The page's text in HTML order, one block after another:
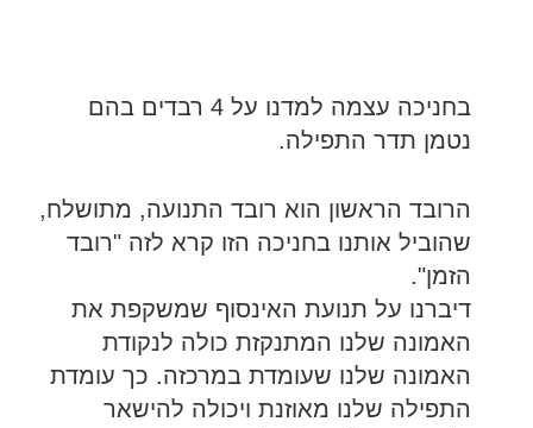
בחניכה עצמה למדנו על 4 רבדים בהם
נטמן תדר התפילה.
הרובד הראשון הוא רובד התנועה, מתושלח,
שהוביל אותנו בחניכה הזו קרא לזה "רובד
הזמן".
דיברנו על תנועת האינסוף שמשקפת את
האמונה שלנו המתנקזת כולה לנקודת
האמונה שלנו שעומדת במרכזה. כך עומדת
התפילה שלנו מאוזנת ויכולה להישאר